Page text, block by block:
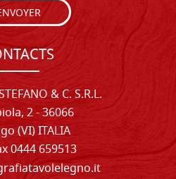
& C. S.R.L.
2 - 36066
(VI) ITALIA
0444 659513